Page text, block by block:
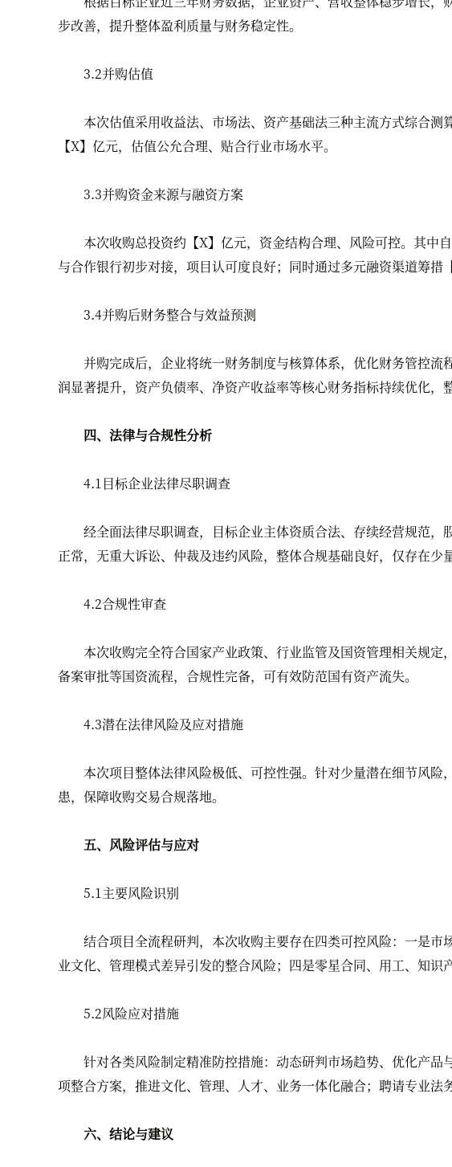
步改善，提升整体盈利质量与财务稳定性。
3.2并购估值
本次估值采用收益法、市场法、资产基础法三种主流方式综合测
【X】亿元，估值公允合理、贴合行业市场水平。
3.3并购资金来源与融资方案
本次收购总投资约【X】亿元，资金结构合理、风险可控。其中
与合作银行初步对接，项目认可度良好；同时通过多元融资渠道筹措
3.4并购后财务整合与效益预测
并购完成后，企业将统一财务制度与核算体系，优化财务管控流
润显著提升，资产负债率、净资产收益率等核心财务指标持续优化，
四、法律与合规性分析
4.1目标企业法律尽职调查
经全面法律尽职调查，目标企业主体资质合法、存续经营规范，
正常，无重大诉讼、仲裁及违约风险，整体合规基础良好，仅存在少
4.2合规性审查
本次收购完全符合国家产业政策、行业监管及国资管理相关规定
备案审批等国资流程，合规性完备，可有效防范国有资产流失。
4.3潜在法律风险及应对措施
本次项目整体法律风险极低、可控性强。针对少量潜在细节风险
患，保障收购交易合规落地。
五、风险评估与应对
5.1主要风险识别
结合项目全流程研判，本次收购主要存在四类可控风险：一是市
业文化、管理模式差异引发的整合风险；四是零星合同、用工、知识
5.2风险应对措施
针对各类风险制定精准防控措施：动态研判市场趋势、优化产品
项整合方案，推进文化、管理、人才、业务一体化融合；聘请专业
六、结论与建议